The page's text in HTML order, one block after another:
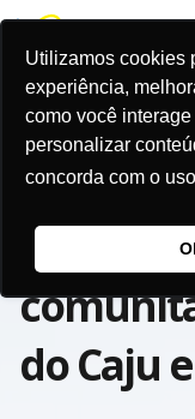
Utilizamos cookies
experiência,
como você
personalizar
concorda com o
do Caju